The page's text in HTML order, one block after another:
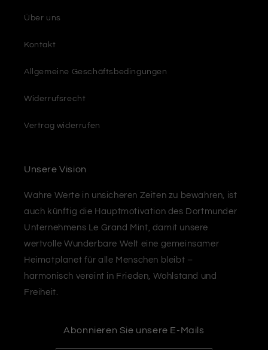
Über uns
Kontakt
Allgemeine Geschäftsbedingungen
Widerrufsrecht
Vertrag widerrufen
Unsere Vision
Wahre Werte in unsicheren Zeiten zu bewahren, ist
auch künftig die Hauptmotivation des Dortmunder
Unternehmens Le Grand Mint, damit unsere
wertvolle Wunderbare Welt eine gemeinsamer
Heimatplanet für alle Menschen bleibt –
harmonisch vereint in Frieden, Wohlstand und
Freiheit.
Abonnieren Sie unsere E-Mails